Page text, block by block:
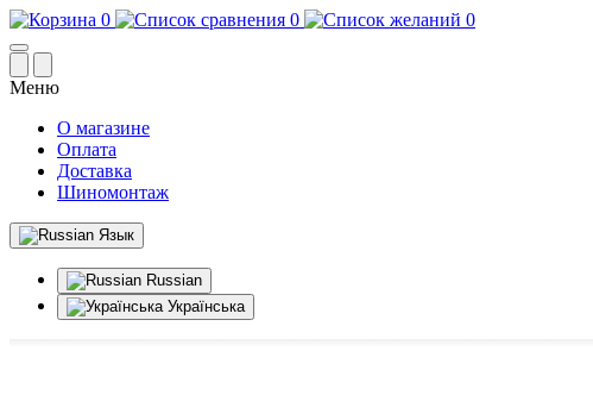
0 0 0
Меню
О магазине
Оплата
Доставка
Шиномонтаж
Язык
Russian
Українська